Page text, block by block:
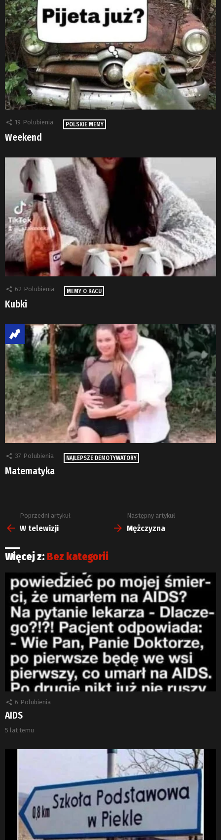
19 Polubienia POLSKIE MEMY
Weekend
62 Polubienia MEMY O KACU
Kubki
37 Polubienia NAJLEPSZE DEMOTYWATORY
Matematyka
Zobacz
więcej
Poprzedni artykuł
W telewizji
Następny artykuł
Mężczyzna
Więcej z: Bez kategorii
6 Polubienia
AIDS
5 lat temu